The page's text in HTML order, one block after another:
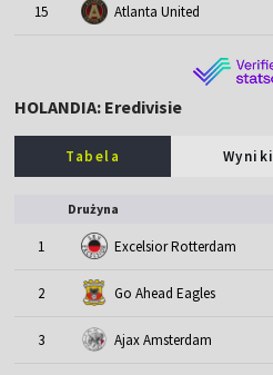
15 Atlanta United
HOLANDIA: Eredivisie
Tabela Wyniki
Drużyna
1 Excelsior Rotterdam
2 Go Ahead Eagles
3 Ajax Amsterdam